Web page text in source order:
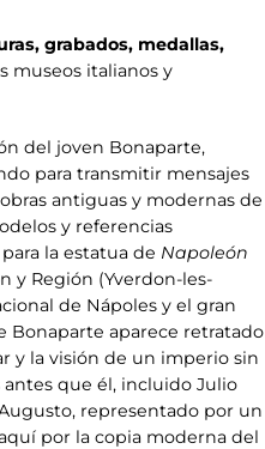
grabados, medallas,
museos italianos y
del joven Bonaparte,
para transmitir mensajes
antiguas y modernas de
y referencias
la estatua de Napoleón
y Región (Yverdon-les-
de Nápoles y el gran
Bonaparte aparece retratado
y la visión de un imperio sin
que él, incluido Julio
representado por un
por la copia moderna del